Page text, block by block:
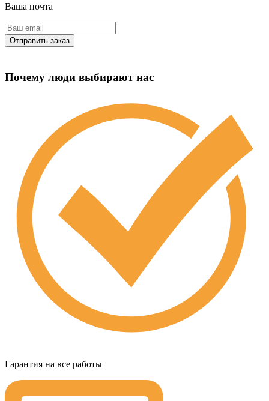
Ваша почта
Почему люди выбирают нас
Гарантия на все работы